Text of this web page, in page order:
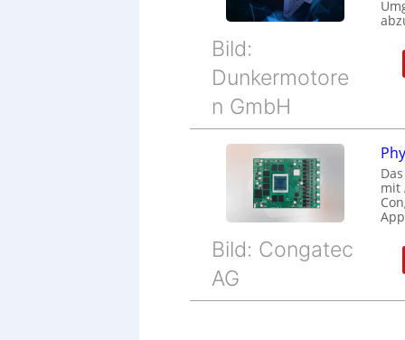
Bild:
Dunkermotore
n GmbH
Bild: Congatec
AG
mit